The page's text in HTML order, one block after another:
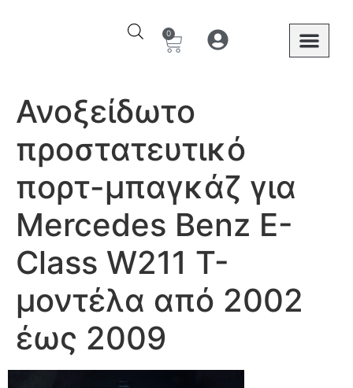
0
Ανοξείδωτο
προστατευτικό
πορτ-μπαγκάζ για
Mercedes Benz E-
Class W211 T-
μοντέλα από 2002
έως 2009